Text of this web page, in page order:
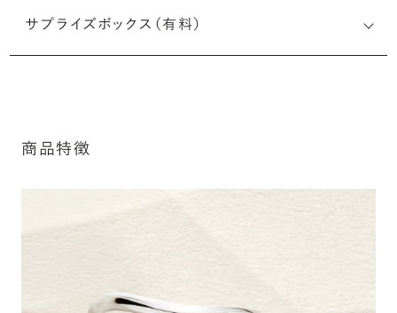
アフターサービス詳細
ルなメッセージを無料で刻印することができます。注文前だ
けでなく購入後の刻印も、リングに初めて施す初回の刻印
指輪の内側に、誕生石やピンクダイヤモンドなど、お好みの
サプライズボックス（有料）
商品特徴